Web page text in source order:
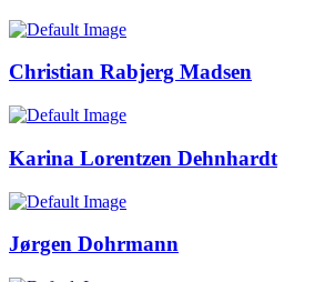
Christian Rabjerg Madsen
Karina Lorentzen Dehnhardt
Jørgen Dohrmann